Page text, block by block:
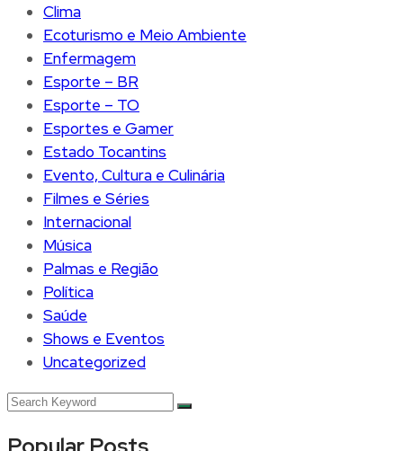
Clima
Ecoturismo e Meio Ambiente
Enfermagem
Esporte – BR
Esporte – TO
Esportes e Gamer
Estado Tocantins
Evento, Cultura e Culinária
Filmes e Séries
Internacional
Música
Palmas e Região
Política
Saúde
Shows e Eventos
Uncategorized